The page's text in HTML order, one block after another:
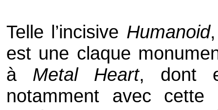
Telle l’incisive Humanoid
est une claque
à Metal Heart, dont
notamment avec